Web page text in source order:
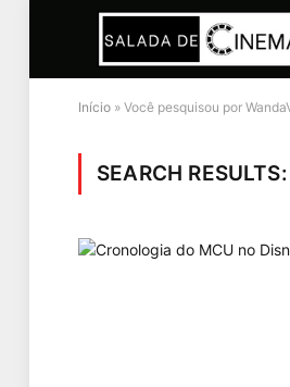
Início » Você pesquisou por
SEARCH